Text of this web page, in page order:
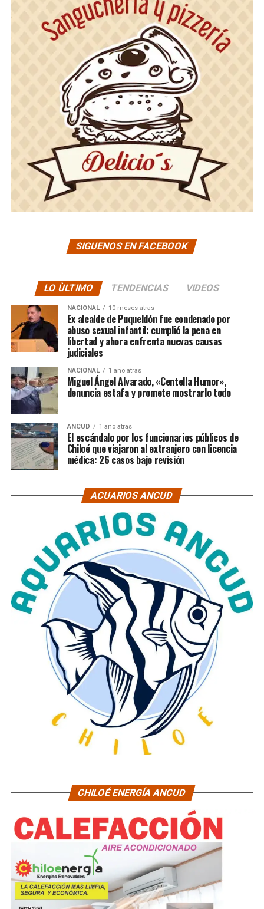
SIGUENOS EN FACEBOOK
LO ÙLTIMO TENDENCIAS VIDEOS
NACIONAL 10 meses atras
Ex alcalde de Puqueldón fue condenado por
abuso sexual infantil: cumplió la pena en
libertad y ahora enfrenta nuevas causas
judiciales
NACIONAL 1 año atras
Miguel Ángel Alvarado, «Centella Humor»,
denuncia estafa y promete mostrarlo todo
ANCUD 1 año atras
El escándalo por los funcionarios públicos de
Chiloé que viajaron al extranjero con licencia
médica: 26 casos bajo revisión
ACUARIOS ANCUD
CHILOÉ ENERGÍA ANCUD